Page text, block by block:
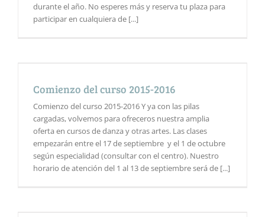
durante el año. No esperes más y reserva tu plaza para
participar en cualquiera de [...]
Comienzo del curso 2015-2016
Comienzo del curso 2015-2016 Y ya con las pilas
cargadas, volvemos para ofreceros nuestra amplia
oferta en cursos de danza y otras artes. Las clases
empezarán entre el 17 de septiembre y el 1 de octubre
según especialidad (consultar con el centro). Nuestro
horario de atención del 1 al 13 de septiembre será de [...]